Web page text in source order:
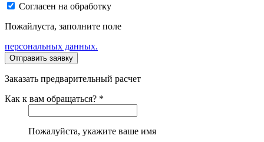
Согласен на обработку
Пожайлуста, заполните поле
персональных данных.
Заказать предварительный расчет
Как к вам обращаться? *
Пожалуйста, укажите ваше имя